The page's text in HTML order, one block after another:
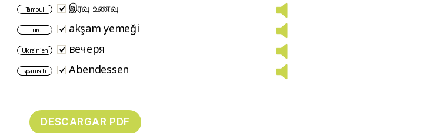
Tamoul இரவு உணவு
Turc akşam yemeği
Ukrainien вечеря
spanisch Abendessen